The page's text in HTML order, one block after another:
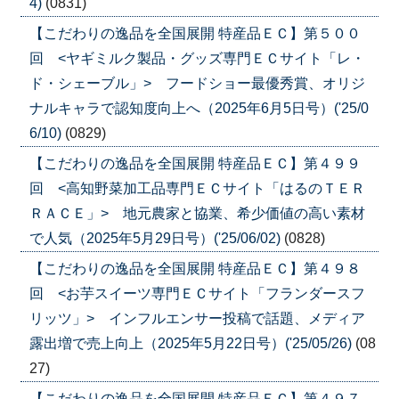
【こだわりの逸品を全国展開 特産品ＥＣ】第５００
回 <ヤギミルク製品・グッズ専門ＥＣサイト「レ・
ド・シェーブル」> フードショー最優秀賞、オリジ
ナルキャラで認知度向上へ（2025年6月5日号）('25/0
6/10) (0829)
【こだわりの逸品を全国展開 特産品ＥＣ】第４９９
回 <高知野菜加工品専門ＥＣサイト「はるのＴＥＲ
ＲＡＣＥ」> 地元農家と協業、希少価値の高い素材
で人気（2025年5月29日号）('25/06/02) (0828)
【こだわりの逸品を全国展開 特産品ＥＣ】第４９８
回 <お芋スイーツ専門ＥＣサイト「フランダースフ
リッツ」> インフルエンサー投稿で話題、メディア
露出増で売上向上（2025年5月22日号）('25/05/26) (08
27)